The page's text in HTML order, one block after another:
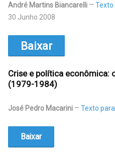
André Martins Biancarelli
Texto
30 Junho 2008
Baixar
Crise e política econômica:
(1979-1984)
José Pedro Macarini Texto
Baixar